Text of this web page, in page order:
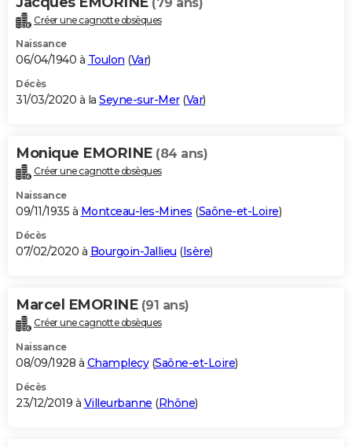
Créer une cagnotte obsèques
Naissance
06/04/1940 à Toulon (Var)
Décès
31/03/2020 à la Seyne-sur-Mer(Var)
Monique EMORINE (84 ans)
Créer une cagnotte obsèques
Naissance
09/11/1935 à Montceau-les-Mines (Saône-et-Loire)
Décès
07/02/2020 à Bourgoin-Jallieu (Isère)
Marcel EMORINE (91 ans)
Créer une cagnotte obsèques
Naissance
08/09/1928 à Champlecy(Saône-et-Loire)
Décès
23/12/2019 à Villeurbanne (Rhône)